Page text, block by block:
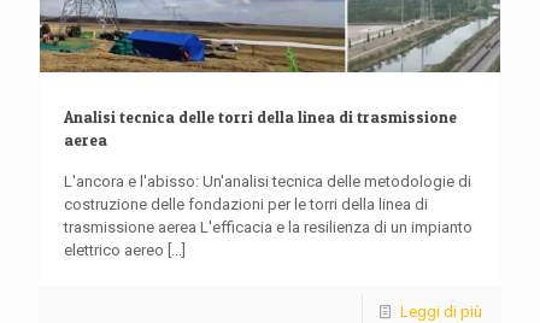
Analisi tecnica delle torri della linea di trasmissione
aerea
L'ancora e l'abisso: Un'analisi tecnica delle metodologie di
costruzione delle fondazioni per le torri della linea di
trasmissione aerea L'efficacia e la resilienza di un impianto
elettrico aereo [...]
Leggi di più